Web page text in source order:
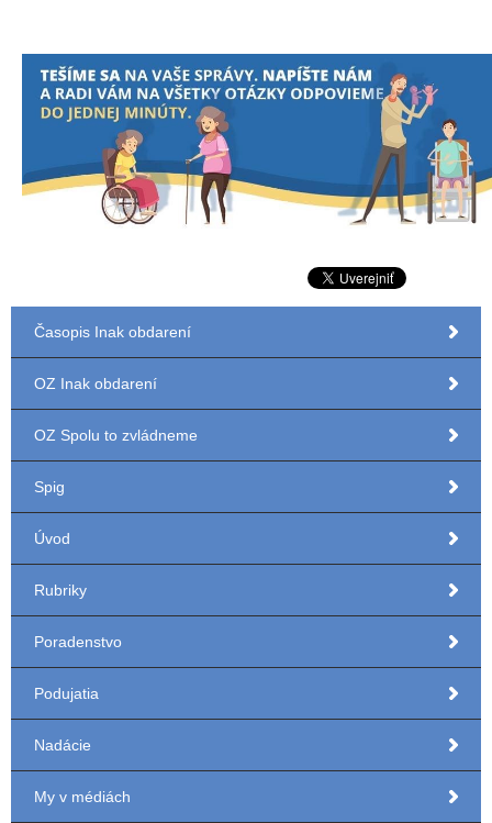
Časopis Inak obdarení
OZ Inak obdarení
OZ Spolu to zvládneme
Spig
Úvod
Rubriky
Poradenstvo
Podujatia
Nadácie
My v médiách